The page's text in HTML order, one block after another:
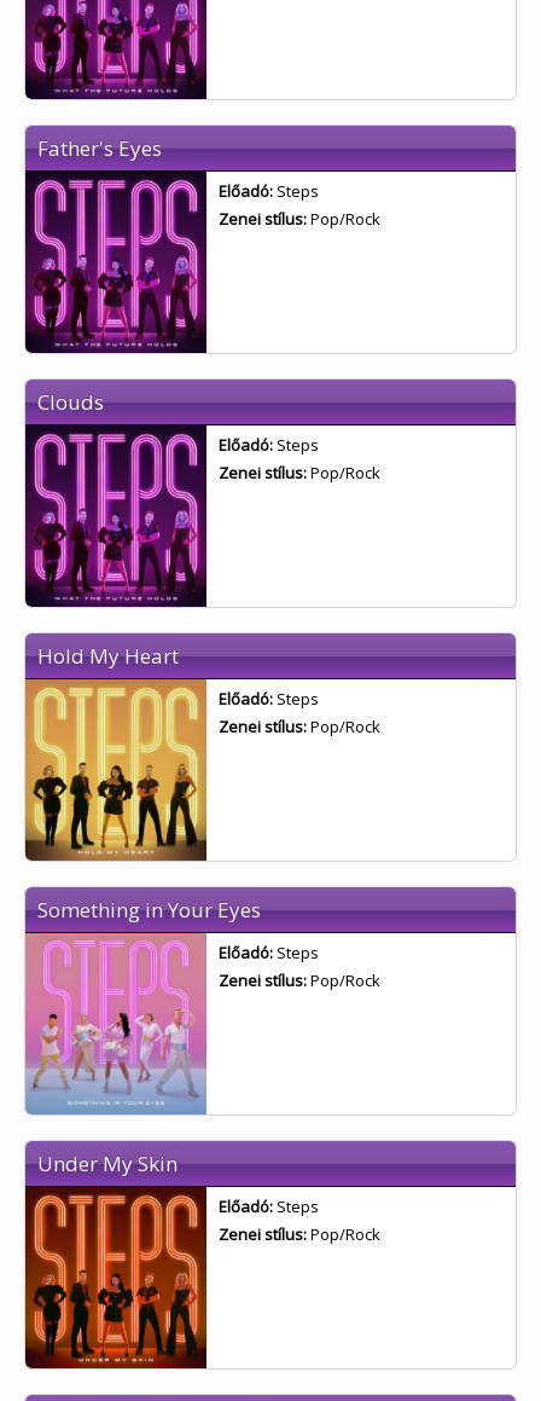
Father's Eyes
Előadó: Steps
Zenei stílus:Pop/Rock
Clouds
Előadó: Steps
Zenei stílus:Pop/Rock
Hold My Heart
Előadó: Steps
Zenei stílus:Pop/Rock
Something in Your Eyes
Előadó: Steps
Zenei stílus:Pop/Rock
Under My Skin
Előadó: Steps
Zenei stílus:Pop/Rock